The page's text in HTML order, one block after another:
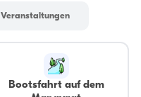
Veranstaltungen
Bootsfahrt auf dem